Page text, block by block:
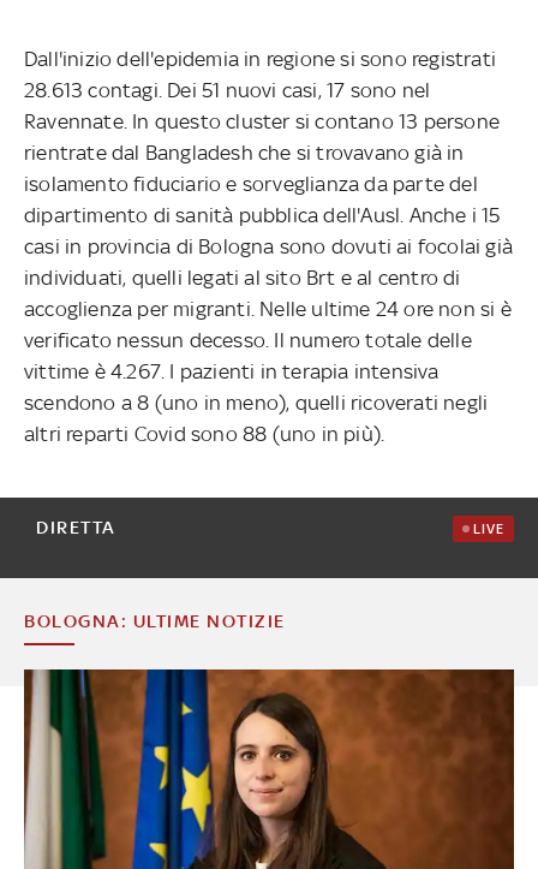
Dall'inizio dell'epidemia in regione si sono registrati
28.613 contagi. Dei 51 nuovi casi, 17 sono nel
Ravennate. In questo cluster si contano 13 persone
rientrate dal Bangladesh che si trovavano già in
isolamento fiduciario e sorveglianza da parte del
dipartimento di sanità pubblica dell'Ausl. Anche i 15
casi in provincia di Bologna sono dovuti ai focolai già
individuati, quelli legati al sito Brt e al centro di
accoglienza per migranti. Nelle ultime 24 ore non si è
verificato nessun decesso. Il numero totale delle
vittime è 4.267. I pazienti in terapia intensiva
scendono a 8 (uno in meno), quelli ricoverati negli
altri reparti Covid sono 88 (uno in più).
DIRETTA LIVE
BOLOGNA: ULTIME NOTIZIE